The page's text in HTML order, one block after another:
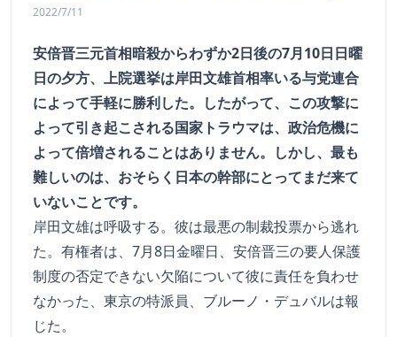
2022/7/11
安倍晋三元首相暗殺からわずか2日後の7月10日日曜
日の夕方、上院選挙は岸田文雄首相率いる与党連合
によって手軽に勝利した。したがって、この攻撃に
よって引き起こされる国家トラウマは、政治危機に
よって倍増されることはありません。しかし、最も
難しいのは、おそらく日本の幹部にとってまだ来て
いないことです。
岸田文雄は呼吸する。彼は最悪の制裁投票から逃れ
た。有権者は、7月8日金曜日、安倍晋三の要人保護
制度の否定できない欠陥について彼に責任を負わせ
なかった、東京の特派員、ブルーノ・デュバルは報
じた。